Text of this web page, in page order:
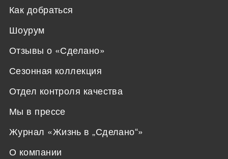
Как добраться
Шоурум
Отзывы о «Сделано»
Сезонная коллекция
Отдел контроля качества
Мы в прессе
Журнал «Жизнь в „Сделано“»
О компании